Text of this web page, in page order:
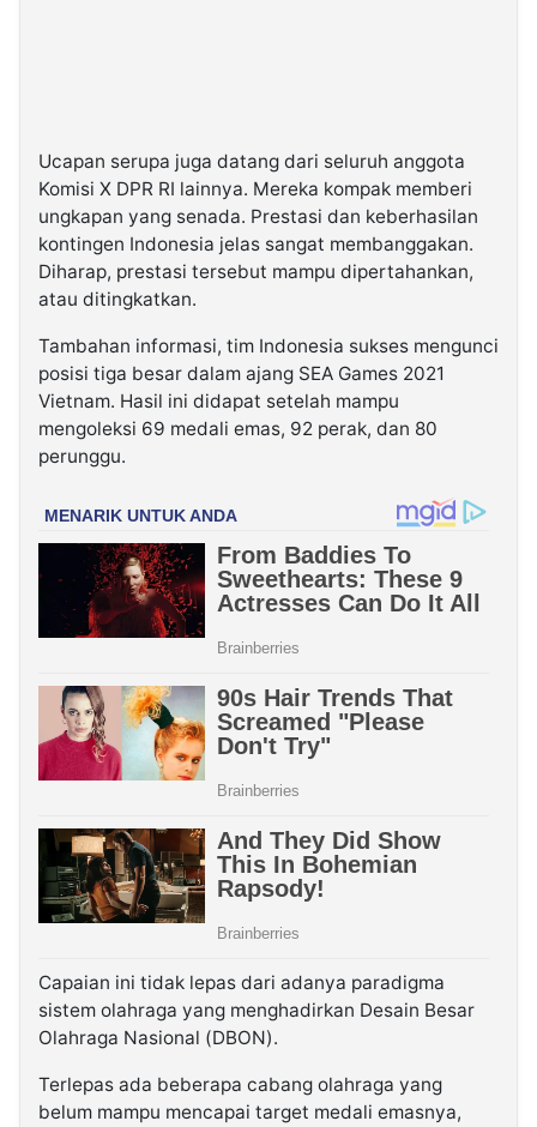
Ucapan serupa juga datang dari seluruh anggota
Komisi X DPR RI lainnya. Mereka kompak memberi
ungkapan yang senada. Prestasi dan keberhasilan
kontingen Indonesia jelas sangat membanggakan.
Diharap, prestasi tersebut mampu dipertahankan,
atau ditingkatkan.
Tambahan informasi, tim Indonesia sukses mengunci
posisi tiga besar dalam ajang SEA Games 2021
Vietnam. Hasil ini didapat setelah mampu
mengoleksi 69 medali emas, 92 perak, dan 80
perunggu.
Capaian ini tidak lepas dari adanya paradigma
sistem olahraga yang menghadirkan Desain Besar
Olahraga Nasional (DBON).
Terlepas ada beberapa cabang olahraga yang
belum mampu mencapai target medali emasnya,